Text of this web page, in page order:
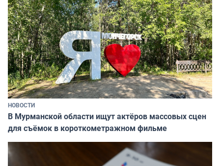
НОВОСТИ
В Мурманской области ищут актёров массовых сцен
для съёмок в короткометражном фильме